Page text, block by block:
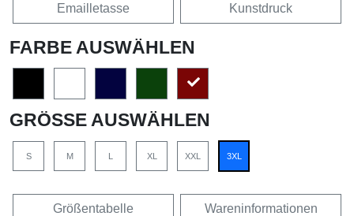
Emailletasse Kunstdruck
FARBE AUSWÄHLEN
GRÖSSE AUSWÄHLEN
S M L XL XXL 3XL
Größentabelle Wareninformationen